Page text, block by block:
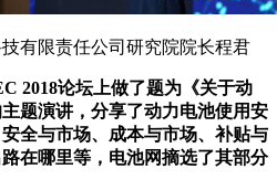
有限责任公司研究院院长程君
2018论坛上做了题为《关于动
题演讲，分享了动力电池使用安
全与市场、成本与市场、补贴与
在哪里等，电池网摘选了其部分